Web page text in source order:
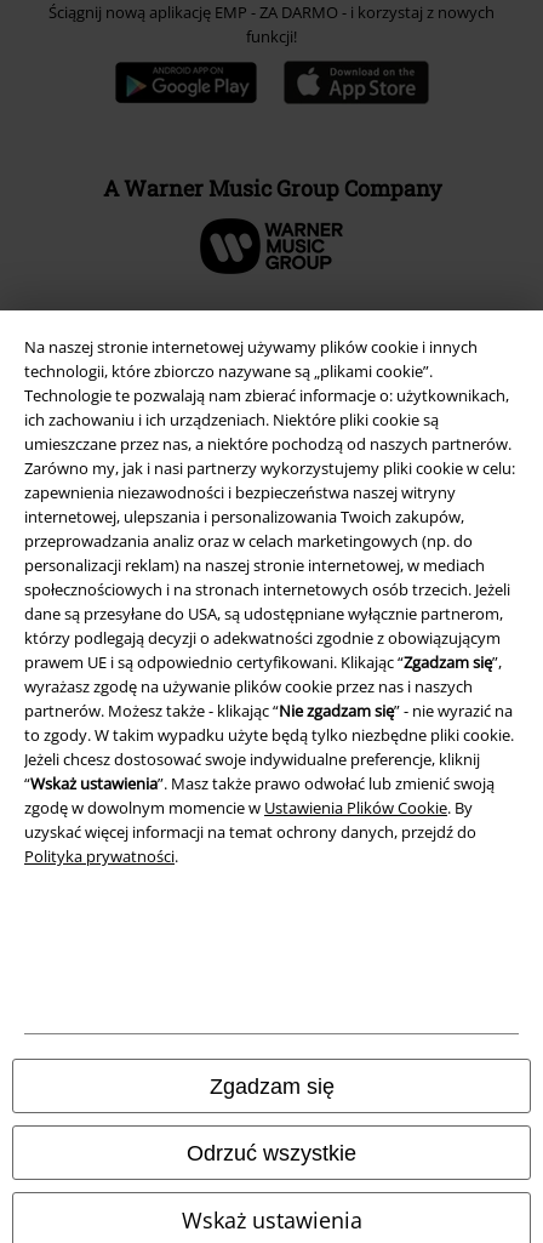
Na naszej stronie internetowej używamy plików cookie i innych
technologii, które zbiorczo nazywane są „plikami cookie”.
Technologie te pozwalają nam zbierać informacje o: użytkownikach,
ich zachowaniu i ich urządzeniach. Niektóre pliki cookie są
umieszczane przez nas, a niektóre pochodzą od naszych partnerów.
Zarówno my, jak i nasi partnerzy wykorzystujemy pliki cookie w celu:
zapewnienia niezawodności i bezpieczeństwa naszej witryny
internetowej, ulepszania i personalizowania Twoich zakupów,
przeprowadzania analiz oraz w celach marketingowych (np. do
personalizacji reklam) na naszej stronie internetowej, w mediach
społecznościowych i na stronach internetowych osób trzecich. Jeżeli
dane są przesyłane do USA, są udostępniane wyłącznie partnerom,
którzy podlegają decyzji o adekwatności zgodnie z obowiązującym
prawem UE i są odpowiednio certyfikowani. Klikając “Zgadzam się”,
wyrażasz zgodę na używanie plików cookie przez nas i naszych
partnerów. Możesz także - klikając “Nie zgadzam się” - nie wyrazić na
to zgody. W takim wypadku użyte będą tylko niezbędne pliki cookie.
Jeżeli chcesz dostosować swoje indywidualne preferencje, kliknij
“Wskaż ustawienia”. Masz także prawo odwołać lub zmienić swoją
zgodę w dowolnym momencie w Ustawienia Plików Cookie. By
uzyskać więcej informacji na temat ochrony danych, przejdź do
Polityka prywatności.
Zgadzam się
Odrzuć wszystkie
Wskaż ustawienia
Ściągnij nową aplikację EMP - ZA DARMO - i korzystaj z nowych
funkcji!
A Warner Music Group Company
Informacje prawne
Regulamin
Dane firmy
Polityka prywatności
Unieszkodliwianie odpadów i ochrona środowiska
Deklaracja Zgodności
Informacje dotyczące dostępności
© 1986-2026 E.M.P. Merchandising HGmbH
Sklepy internetowe EMP